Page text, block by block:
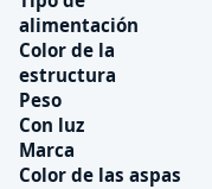
alimentación
Color de la
estructura
Peso
Con luz
Marca
Color de las aspas